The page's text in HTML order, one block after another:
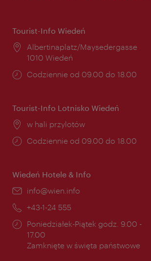
Tourist-Info Wiedeń
Miejsce:
Albertinaplatz/Maysedergasse
1010 Wiedeń
Godziny
Codziennie od 09.00 do 18.00
Tourist-Info Lotnisko Wiedeń
Miejsce:
w hali przylotów
Godziny
Codziennie od 09.00 do 18.00
Wiedeń Hotele & Info
E-
info@wien.info
Telefon:
+43-1-24 555
Godziny
otwarcia:
Poniedziałek-Piątek godz. 9.00 -
17.00
Zamknięte w święta państwowe